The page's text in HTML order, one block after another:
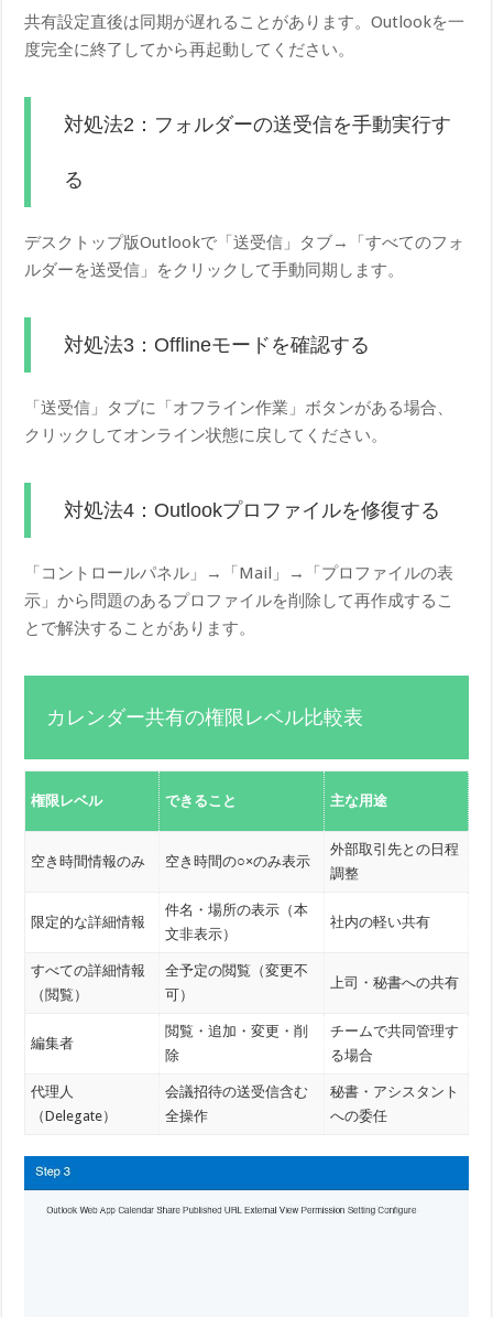
共有設定直後は同期が遅れることがあります。Outlookを一
度完全に終了してから再起動してください。
対処法2：フォルダーの送受信を手動実行す
る
デスクトップ版Outlookで「送受信」タブ→「すべてのフォ
ルダーを送受信」をクリックして手動同期します。
対処法3：Offlineモードを確認する
「送受信」タブに「オフライン作業」ボタンがある場合、
クリックしてオンライン状態に戻してください。
対処法4：Outlookプロファイルを修復する
「コントロールパネル」→「Mail」→「プロファイルの表
示」から問題のあるプロファイルを削除して再作成するこ
とで解決することがあります。
カレンダー共有の権限レベル比較表
権限レベル できること 主な用途
空き時間情報のみ 空き時間の○×のみ表示
外部取引先との日程
調整
限定的な詳細情報
件名・場所の表示（本
文非表示）
社内の軽い共有
すべての詳細情報
（閲覧）
全予定の閲覧（変更不
可）
上司・秘書への共有
編集者
閲覧・追加・変更・削
除
チームで共同管理す
る場合
代理人
（Delegate）
会議招待の送受信含む
全操作
秘書・アシスタント
への委任